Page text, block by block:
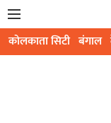
कोलकाता सिटी बंगाल